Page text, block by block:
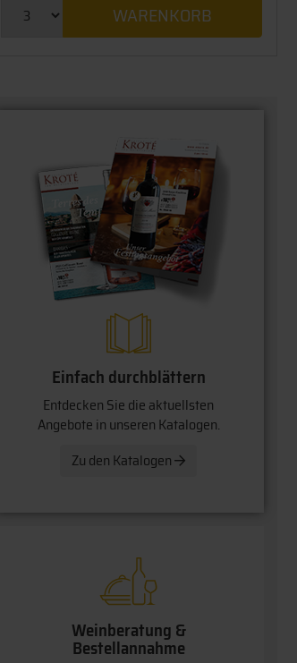
WARENKORB
Einfach durchblättern
Entdecken Sie die aktuellsten
Angebote in unseren Katalogen.
Zu den Katalogen
Weinberatung &
Bestellannahme